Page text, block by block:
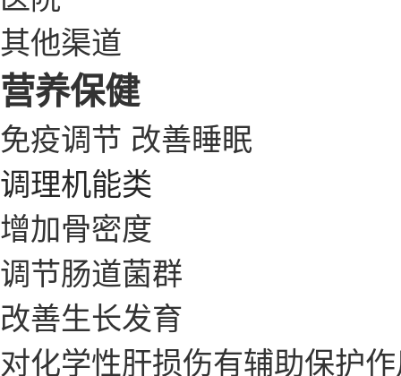
其他渠道
营养保健
免疫调节 改善睡眠
调理机能类
增加骨密度
调节肠道菌群
改善生长发育
对化学性肝损伤有辅助保护